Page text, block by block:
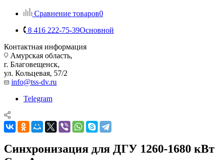
Сравнение товаров0
8 416 222-75-39Основной
Контактная информация
Амурская область,
г. Благовещенск,
ул. Кольцевая, 57/2
info@tss-dv.ru
Telegram
Синхронизация для ДГУ 1260-1680 кВт